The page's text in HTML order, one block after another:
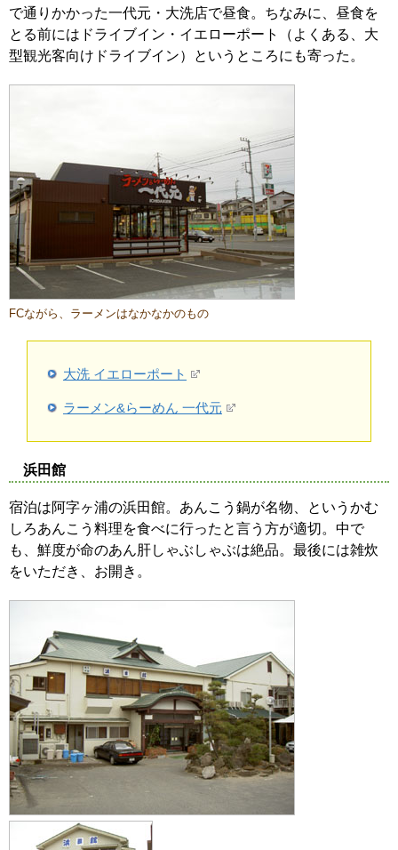
で通りかかった一代元・大洗店で昼食。ちなみに、昼食を
とる前にはドライブイン・イエローポート（よくある、大
型観光客向けドライブイン）というところにも寄った。
FCながら、ラーメンはなかなかのもの
大洗 イエローポート
ラーメン&らーめん 一代元
浜田館
宿泊は阿字ヶ浦の浜田館。あんこう鍋が名物、というかむ
しろあんこう料理を食べに行ったと言う方が適切。中で
も、鮮度が命のあん肝しゃぶしゃぶは絶品。最後には雑炊
をいただき、お開き。